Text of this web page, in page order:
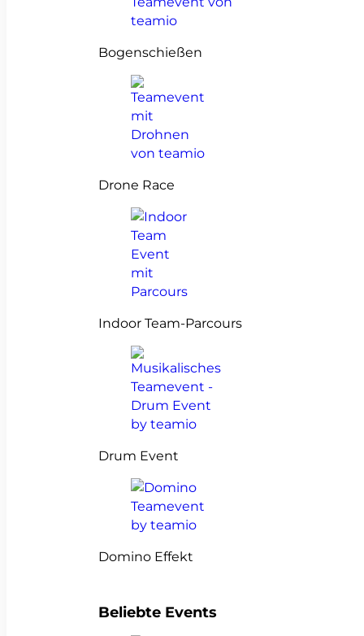
Bogenschießen
Drone Race
Indoor Team-Parcours
Drum Event
Domino Effekt
Beliebte Events